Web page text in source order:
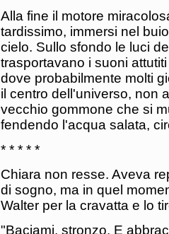
Alla fine il motore
tardissimo, immersi nel
cielo. Sullo sfondo le luci
trasportavano i suoni
dove probabilmente molti
il centro dell'universo, non
vecchio gommone che si
fendendo l'acqua salata,
* * * * *
Chiara non resse. Aveva
di sogno, ma in quel
Walter per la cravatta e lo
"Baciami, stronzo. E